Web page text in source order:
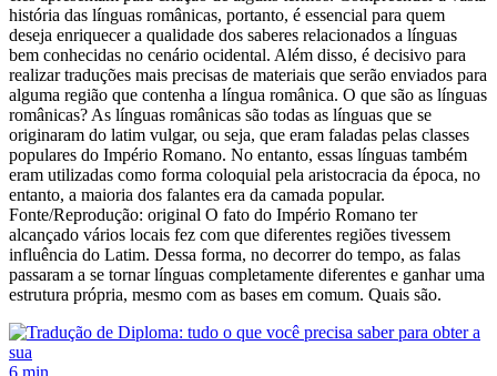
história das línguas românicas, portanto, é essencial para quem
deseja enriquecer a qualidade dos saberes relacionados a línguas
bem conhecidas no cenário ocidental. Além disso, é decisivo para
realizar traduções mais precisas de materiais que serão enviados para
alguma região que contenha a língua românica. O que são as línguas
românicas? As línguas românicas são todas as línguas que se
originaram do latim vulgar, ou seja, que eram faladas pelas classes
populares do Império Romano. No entanto, essas línguas também
eram utilizadas como forma coloquial pela aristocracia da época, no
entanto, a maioria dos falantes era da camada popular.
Fonte/Reprodução: original O fato do Império Romano ter
alcançado vários locais fez com que diferentes regiões tivessem
influência do Latim. Dessa forma, no decorrer do tempo, as falas
passaram a se tornar línguas completamente diferentes e ganhar uma
estrutura própria, mesmo com as bases em comum. Quais são.
6 min